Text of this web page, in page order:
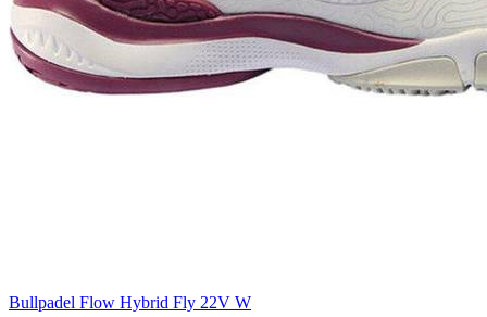
Bullpadel Flow Hybrid Fly 22V W